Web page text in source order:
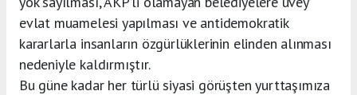
evlat muamelesi yapılması ve antidemokratik
kararlarla insanların özgürlüklerinin elinden alınması
nedeniyle kaldırmıştır.
Bu güne kadar her türlü siyasi görüşten yurttaşımıza